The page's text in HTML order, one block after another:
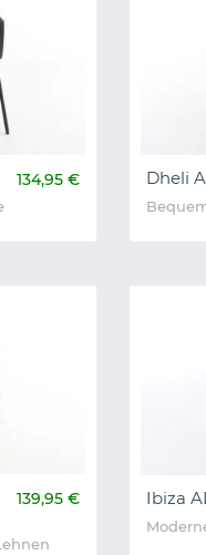
134,95 € Dheli
139,95 € Ibiza